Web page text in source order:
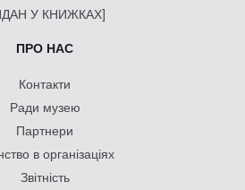
У КНИЖКАХ]
ПРО НАС
Контакти
Ради музею
Партнери
в організаціях
Звітність